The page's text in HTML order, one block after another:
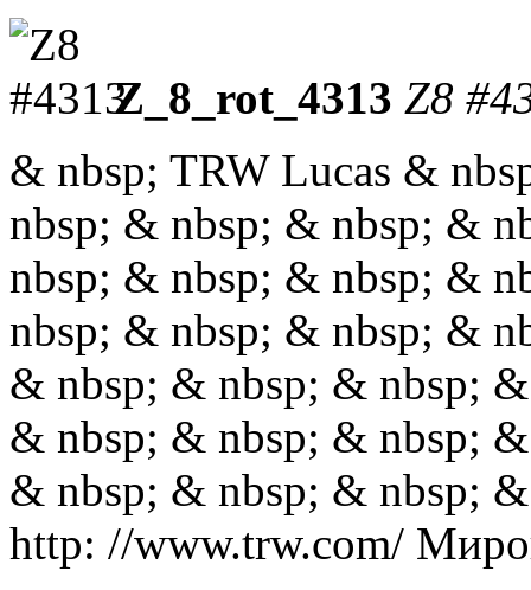
Z_8_rot_4313 Z8
& nbsp; TRW Lucas &
nbsp; & nbsp; & nbsp; &
nbsp; & nbsp; & nbsp; &
nbsp; & nbsp; & nbsp; &
& nbsp; & nbsp; & nbsp;
& nbsp; & nbsp; & nbsp;
& nbsp; & nbsp; & nbsp;
http: //www.trw.com/